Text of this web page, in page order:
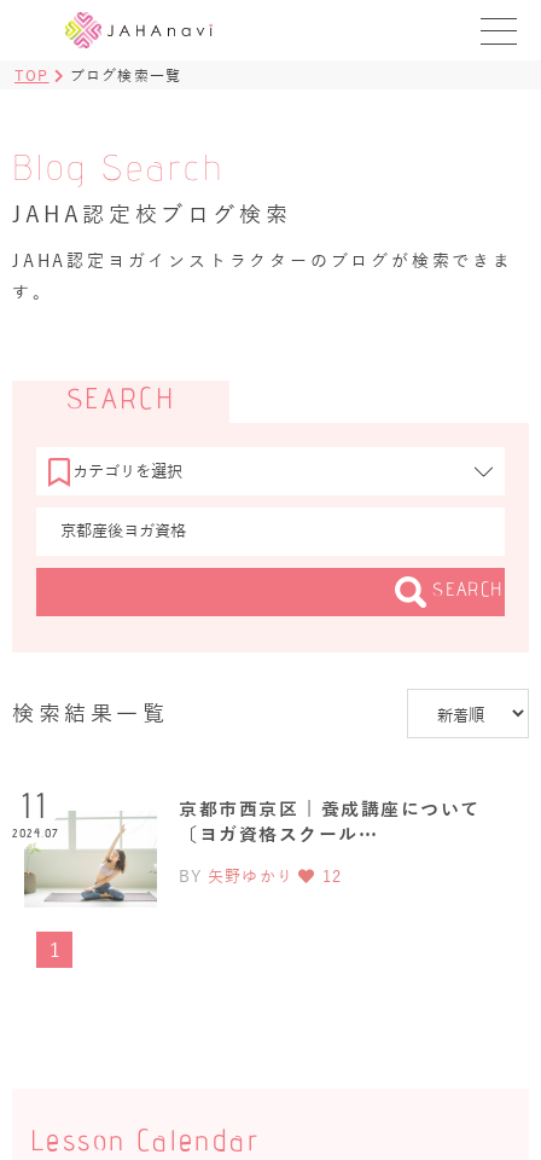
BLOG
ヨガ資格講座 ›
TOP ブログ検索一覧
Blog Search
JAHA認定校ブログ検索
JAHA認定ヨガインストラクターのブログが検索できま
す。
SEARCH
SEARCH
検索結果一覧
11
2024.07
京都市西京区 | 養成講座について
〔ヨガ資格スクール…
BY 矢野ゆかり 12
1
Lesson Calendar